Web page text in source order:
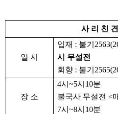
사 리 친
일 시
입재 : 불기
시 무설전
회향 : 불기
장 소
4시 ~5시 10분
불국사 무설전 <
7시 ~8시 10분